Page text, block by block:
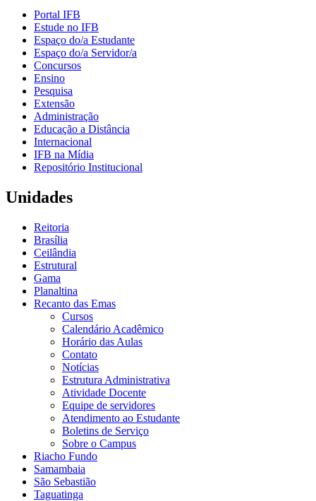
Portal IFB
Estude no IFB
Espaço do/a Estudante
Espaço do/a Servidor/a
Concursos
Ensino
Pesquisa
Extensão
Administração
Educação a Distância
Internacional
IFB na Mídia
Repositório Institucional
Unidades
Reitoria
Brasília
Ceilândia
Estrutural
Gama
Planaltina
Recanto das Emas
Cursos
Calendário Acadêmico
Horário das Aulas
Contato
Notícias
Estrutura Administrativa
Atividade Docente
Equipe de servidores
Atendimento ao Estudante
Boletins de Serviço
Sobre o Campus
Riacho Fundo
Samambaia
São Sebastião
Taguatinga